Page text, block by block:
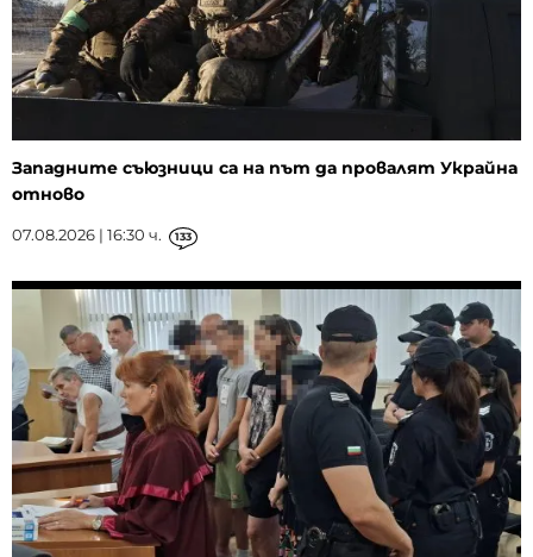
Западните съюзници са на път да провалят Украйна
отново
07.08.2026 | 16:30 ч. 133